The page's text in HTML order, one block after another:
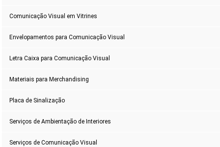
Comunicação Visual em Vitrines
Envelopamentos para Comunicação Visual
Letra Caixa para Comunicação Visual
Materiais para Merchandising
Placa de Sinalização
Serviços de Ambientação de Interiores
Serviços de Comunicação Visual